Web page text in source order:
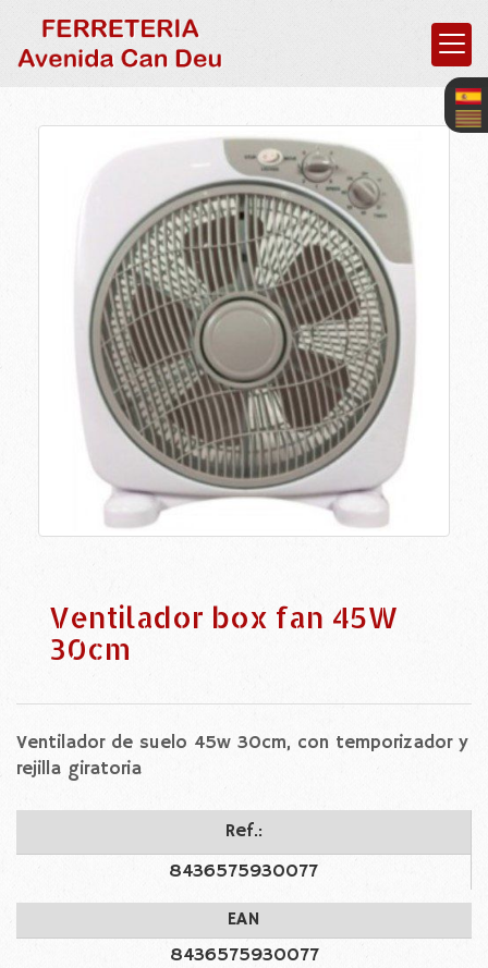
Ventilador box fan 45W
30cm
Ventilador de suelo 45w 30cm, con temporizador y
rejilla giratoria
Ref.:
8436575930077
EAN
8436575930077